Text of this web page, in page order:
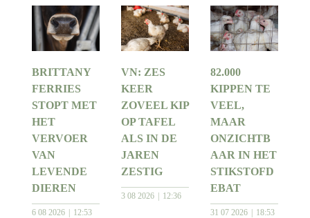
BRITTANY
FERRIES
STOPT MET
HET
VERVOER
VAN
LEVENDE
DIEREN
6 08 2026 12:53
VN: ZES
KEER
ZOVEEL KIP
OP TAFEL
ALS IN DE
JAREN
ZESTIG
3 08 2026 12:36
82.000
KIPPEN TE
VEEL,
MAAR
ONZICHTB
AAR IN HET
STIKSTOFD
EBAT
31 07 2026 18:53